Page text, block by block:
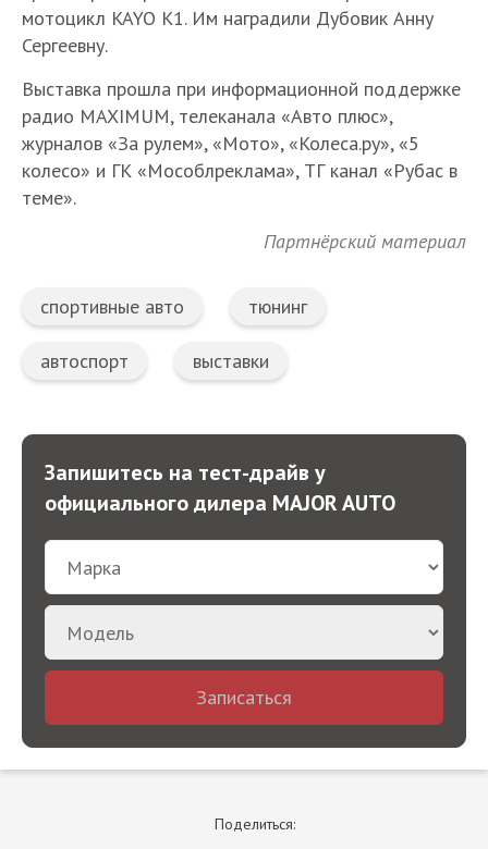
мотоцикл KAYO K1. Им наградили Дубовик Анну
Сергеевну.
Выставка прошла при информационной поддержке
радио MAXIMUM, телеканала «Авто плюс»,
журналов «За рулем», «Мото», «Колеса.ру», «5
колесо» и ГК «Мособлреклама», ТГ канал «Рубас в
теме».
Партнёрский материал
спортивные авто тюнинг
автоспорт выставки
Запишитесь на тест-драйв у
официального дилера MAJOR AUTO
Записаться
Поделиться: